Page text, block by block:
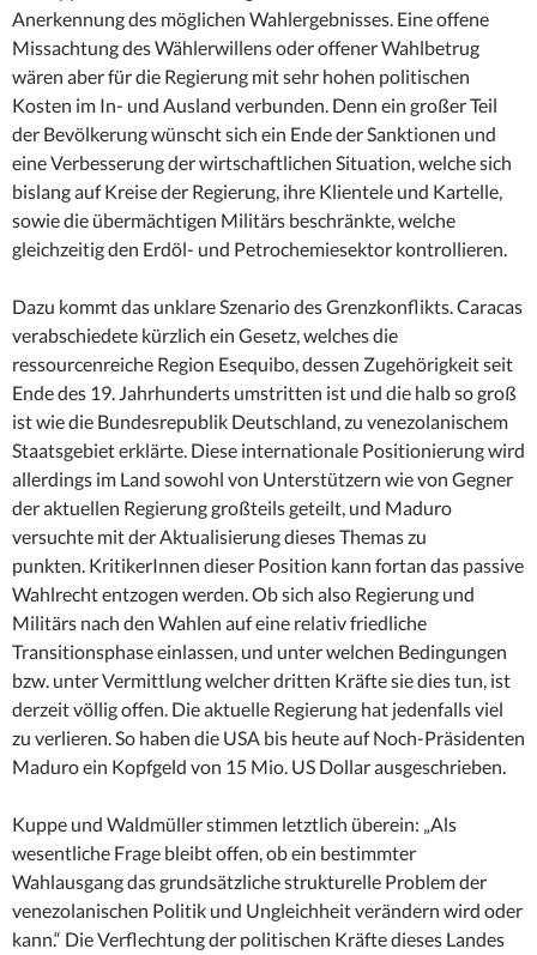
Anerkennung des möglichen Wahlergebnisses. Eine offene
Missachtung des Wählerwillens oder offener Wahlbetrug
wären aber für die Regierung mit sehr hohen politischen
Kosten im In- und Ausland verbunden. Denn ein großer Teil
der Bevölkerung wünscht sich ein Ende der Sanktionen und
eine Verbesserung der wirtschaftlichen Situation, welche sich
bislang auf Kreise der Regierung, ihre Klientele und Kartelle,
sowie die übermächtigen Militärs beschränkte, welche
gleichzeitig den Erdöl- und Petrochemiesektor kontrollieren.
Dazu kommt das unklare Szenario des Grenzkonflikts. Caracas
verabschiedete kürzlich ein Gesetz, welches die
ressourcenreiche Region Esequibo, dessen Zugehörigkeit seit
Ende des 19. Jahrhunderts umstritten ist und die halb so groß
ist wie die Bundesrepublik Deutschland, zu venezolanischem
Staatsgebiet erklärte. Diese internationale Positionierung wird
allerdings im Land sowohl von Unterstützern wie von Gegner
der aktuellen Regierung großteils geteilt, und Maduro
versuchte mit der Aktualisierung dieses Themas zu
punkten. KritikerInnen dieser Position kann fortan das passive
Wahlrecht entzogen werden. Ob sich also Regierung und
Militärs nach den Wahlen auf eine relativ friedliche
Transitionsphase einlassen, und unter welchen Bedingungen
bzw. unter Vermittlung welcher dritten Kräfte sie dies tun, ist
derzeit völlig offen. Die aktuelle Regierung hat jedenfalls viel
zu verlieren. So haben die USA bis heute auf Noch-Präsidenten
Maduro ein Kopfgeld von 15 Mio. US Dollar ausgeschrieben.
Kuppe und Waldmüller stimmen letztlich überein: „Als
wesentliche Frage bleibt offen, ob ein bestimmter
Wahlausgang das grundsätzliche strukturelle Problem der
venezolanischen Politik und Ungleichheit verändern wird oder
kann.“ Die Verflechtung der politischen Kräfte dieses Landes